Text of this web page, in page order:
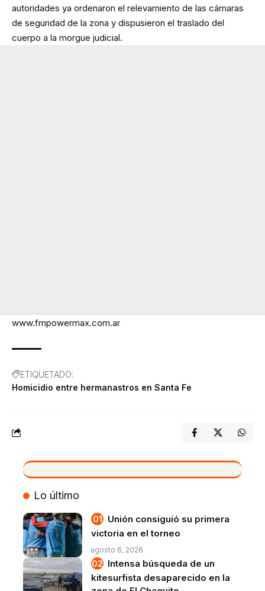
autoridades ya ordenaron el relevamiento de las cámaras
de seguridad de la zona y dispusieron el traslado del
cuerpo a la morgue judicial.
www.fmpowermax.com.ar
ETIQUETADO:
Homicidio entre hermanastros en Santa Fe
VIVO
Lo último
Unión consiguió su primera
victoria en el torneo
agosto 6, 2026
Intensa búsqueda de un
kitesurfista desaparecido en la